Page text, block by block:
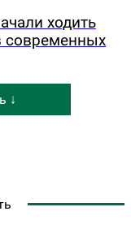
ходить
современных
↓